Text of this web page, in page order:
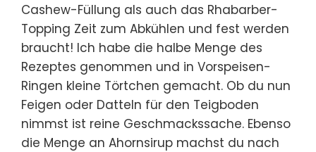
Cashew-Füllung als auch das Rhabarber-
Topping Zeit zum Abkühlen und fest werden
braucht! Ich habe die halbe Menge des
Rezeptes genommen und in Vorspeisen-
Ringen kleine Törtchen gemacht. Ob du nun
Feigen oder Datteln für den Teigboden
nimmst ist reine Geschmackssache. Ebenso
die Menge an Ahornsirup machst du nach